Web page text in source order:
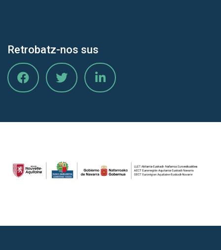
Retrobatz-nos sus